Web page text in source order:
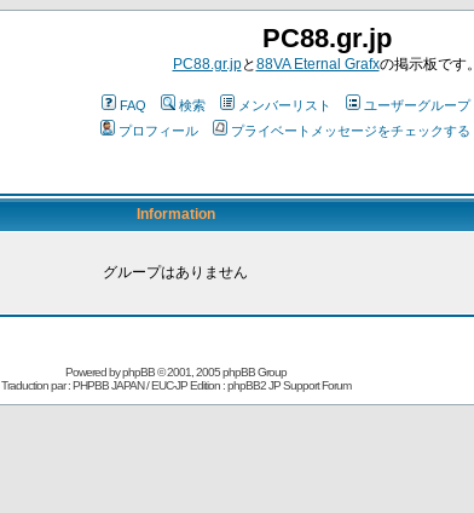
PC88.gr.jp
PC88.gr.jpと88VA Eternal Grafxの掲示板です。
FAQ 検索 メンバーリスト ユーザーグループ
プロフィール
プライベートメッセージをチェックする
Information
グループはありません
Powered byphpBB© 2001, 2005 phpBB Group
Traduction par : PHPBB JAPAN / EUC-JP Edition :phpBB2 JP Support Forum